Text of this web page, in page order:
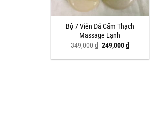
Bộ 7 Viên Đá Cẩm Thạch
Massage Lạnh
349,000₫ Giá
là:
249,000₫Giá
hiện
tại